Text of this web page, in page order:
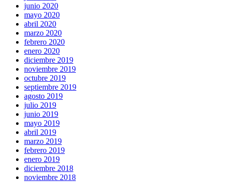
junio 2020
mayo 2020
abril 2020
marzo 2020
febrero 2020
enero 2020
diciembre 2019
noviembre 2019
octubre 2019
septiembre 2019
agosto 2019
julio 2019
junio 2019
mayo 2019
abril 2019
marzo 2019
febrero 2019
enero 2019
diciembre 2018
noviembre 2018